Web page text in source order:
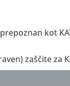
kot
zaščite za